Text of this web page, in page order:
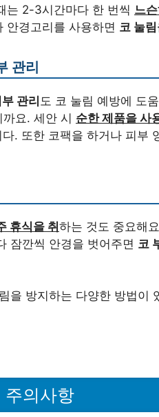
는 2-3시간마다 한 번씩 느
안경고리를 사용하면 코 눌
관리
관리 도 코 눌림 예방에 도
요. 세안 시 순한 제품을 사
. 또한 코팩을 하거나 피부
휴식을 취하는 것도 중요해
잠깐씩 안경을 벗어주면 코
을 방지하는 다양한 방법이
주의사항